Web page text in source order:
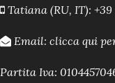
Tatiana (RU, IT): +39
Email: clicca qui
Partita Iva: